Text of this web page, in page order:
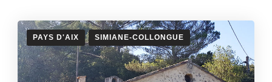
PAYS D'AIX SIMIANE-COLLONGUE